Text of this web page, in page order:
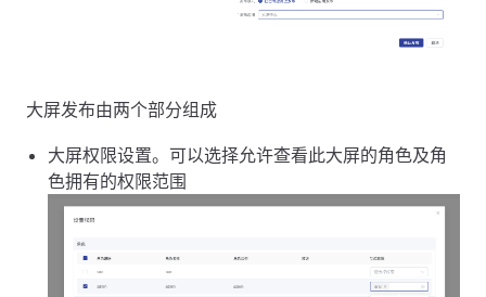
大屏发布由两个部分组成
大屏权限设置。可以选择允许查看此大屏的角色及角
色拥有的权限范围